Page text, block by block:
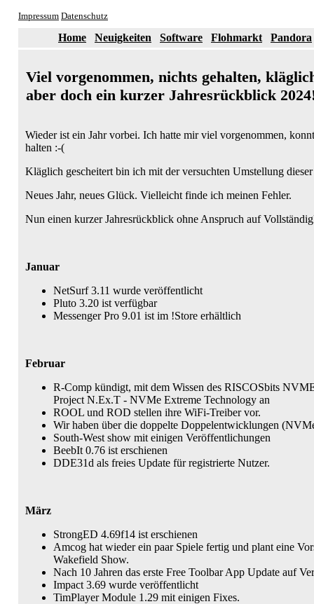
Impressum Datenschutz
Home Neuigkeiten Software Flohmarkt Pandora
Viel vorgenommen, nichts gehalten,
aber doch ein kurzer Jahresrückblick
Wieder ist ein Jahr vorbei. Ich hatte mir viel vorgenommen,
halten :-(
Kläglich gescheitert bin ich mit der versuchten Umstellung
Neues Jahr, neues Glück. Vielleicht finde ich meinen Fehler.
Nun einen kurzer Jahresrückblick ohne Anspruch auf
Januar
NetSurf 3.11 wurde veröffentlicht
Pluto 3.20 ist verfügbar
Messenger Pro 9.01 ist im !Store erhältlich
Februar
R-Comp kündigt, mit dem Wissen des RISCOSbits
Project N.Ex.T - NVMe Extreme Technology an
ROOL und ROD stellen ihre WiFi-Treiber vor.
Wir haben über die doppelte Doppelentwicklungen
South-West show mit einigen Veröffentlichungen
BeebIt 0.76 ist erschienen
DDE31d als freies Update für registrierte Nutzer.
März
StrongED 4.69f14 ist erschienen
Amcog hat wieder ein paar Spiele fertig und plant eine
Wakefield Show.
Nach 10 Jahren das erste Free Toolbar App Update auf
Impact 3.69 wurde veröffentlicht
TimPlayer Module 1.29 mit einigen Fixes.